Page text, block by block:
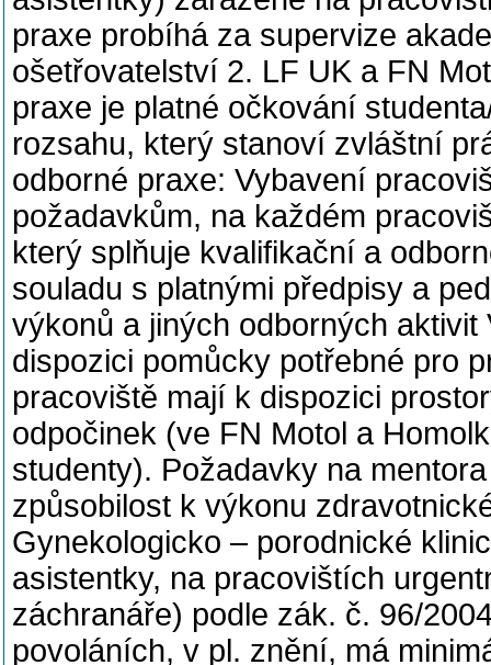
praxe probíhá za supervize
ošetřovatelství 2. LF UK a FN
praxe je platné očkování
rozsahu, který stanoví zvláštní
odborné praxe: Vybavení
požadavkům, na každém
který splňuje kvalifikační a
souladu s platnými předpisy a
výkonů a jiných odborných
dispozici pomůcky potřebné pro
pracoviště mají k dispozici
odpočinek (ve FN Motol a
studenty). Požadavky na
způsobilost k výkonu
Gynekologicko – porodnické
asistentky, na pracovištích
záchranáře) podle zák. č. 96/
povoláních, v pl. znění, má